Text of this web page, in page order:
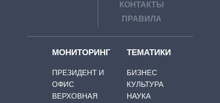
КОНТАКТЫ
ПРАВИЛА
МОНИТОРИНГ
ПРЕЗИДЕНТ И
ОФИС
ВЕРХОВНАЯ
ТЕМАТИКИ
БИЗНЕС
КУЛЬТУРА
НАУКА